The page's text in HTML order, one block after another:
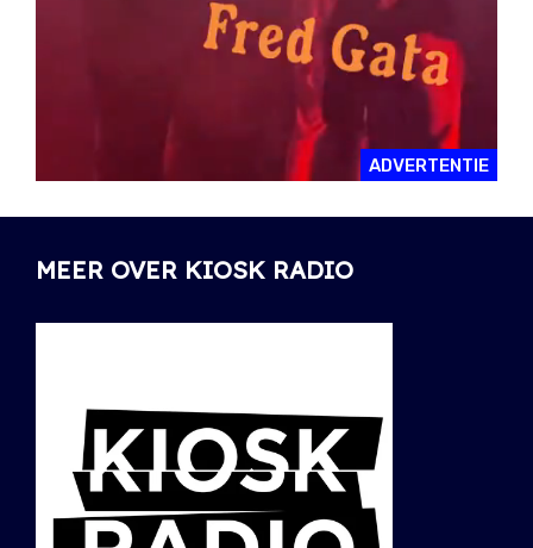
ADVERTENTIE
MEER OVER KIOSK RADIO